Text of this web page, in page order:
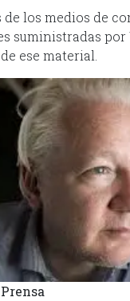
de los medios de
suministradas por
ese material.